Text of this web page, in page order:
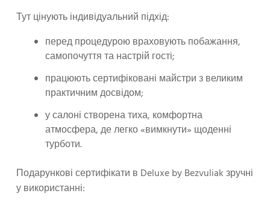
Тут цінують індивідуальний підхід:
перед процедурою враховують побажання,
самопочуття та настрій гості;
працюють сертифіковані майстри з великим
практичним досвідом;
у салоні створена тиха, комфортна
атмосфера, де легко «вимкнути» щоденні
турботи.
Подарункові сертифікати в Deluxe by Bezvuliak зручні
у використанні: